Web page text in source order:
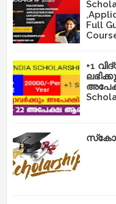
Full
+1